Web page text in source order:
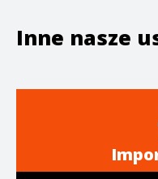
Inne nasze